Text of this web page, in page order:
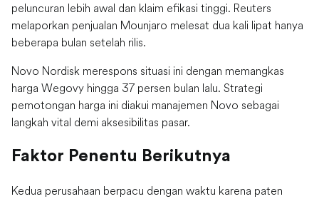
peluncuran lebih awal dan klaim efikasi tinggi. Reuters
melaporkan penjualan Mounjaro melesat dua kali lipat hanya
beberapa bulan setelah rilis.
Novo Nordisk merespons situasi ini dengan memangkas
harga Wegovy hingga 37 persen bulan lalu. Strategi
pemotongan harga ini diakui manajemen Novo sebagai
langkah vital demi aksesibilitas pasar.
Faktor Penentu Berikutnya
Kedua perusahaan berpacu dengan waktu karena paten